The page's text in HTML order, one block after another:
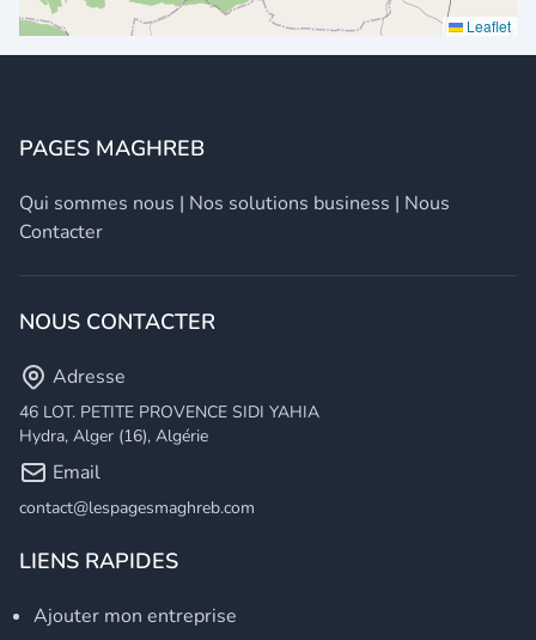
Leaflet
PAGES MAGHREB
Qui sommes nous | Nos solutions business | Nous
Contacter
NOUS CONTACTER
Adresse
46 LOT. PETITE PROVENCE SIDI YAHIA
Hydra, Alger (16), Algérie
Email
contact@lespagesmaghreb.com
LIENS RAPIDES
Ajouter mon entreprise